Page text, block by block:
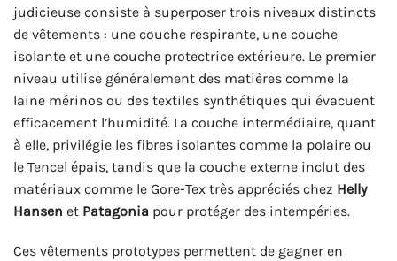
judicieuse consiste à superposer trois niveaux distincts
de vêtements : une couche respirante, une couche
isolante et une couche protectrice extérieure. Le premier
niveau utilise généralement des matières comme la
laine mérinos ou des textiles synthétiques qui évacuent
efficacement l’humidité. La couche intermédiaire, quant
à elle, privilégie les fibres isolantes comme la polaire ou
le Tencel épais, tandis que la couche externe inclut des
matériaux comme le Gore-Tex très appréciés chez Helly
Hansen et Patagonia pour protéger des intempéries.
Ces vêtements prototypes permettent de gagner en